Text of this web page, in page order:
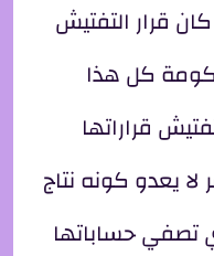
قرار التفتيش
كل هذا
قراراتها
يعدو كونه نتاج
تصفي حساباتها